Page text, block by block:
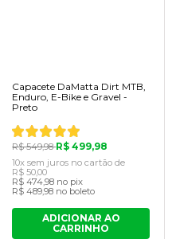
Capacete DaMatta Dirt MTB,
Enduro, E-Bike e Gravel -
Preto
R$ 549,98R$ 499,98
10x sem juros no cartão de
R$ 50,00
R$ 474,98 no pix
R$ 489,98 no boleto
ADICIONAR AO
CARRINHO